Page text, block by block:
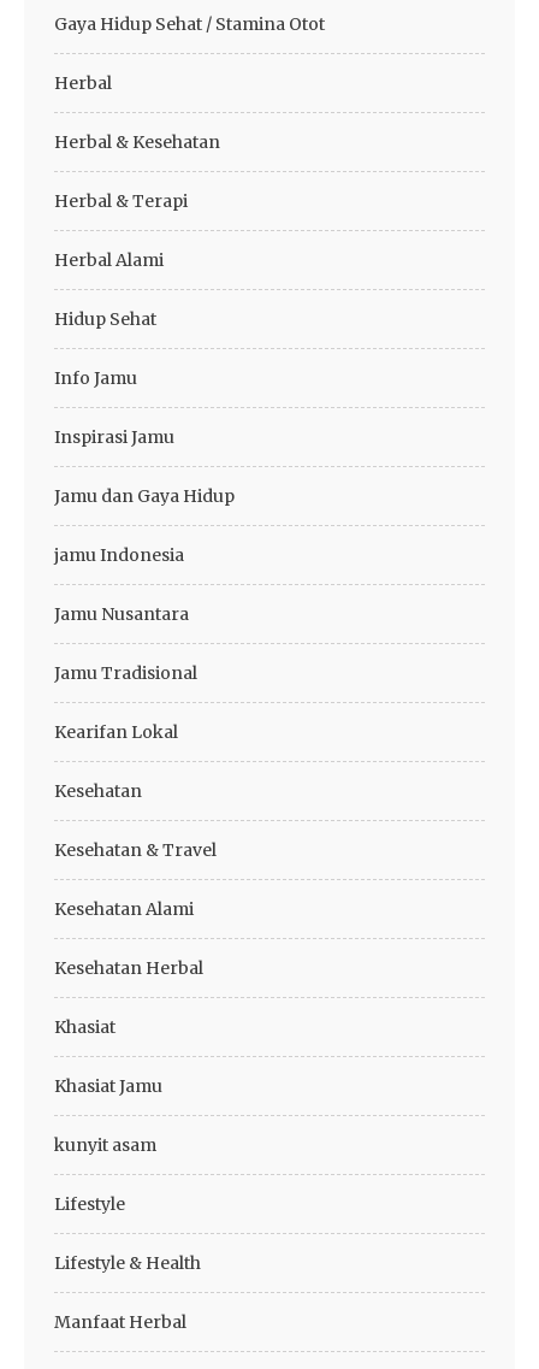
Gaya Hidup Sehat / Stamina Otot
Herbal
Herbal & Kesehatan
Herbal & Terapi
Herbal Alami
Hidup Sehat
Info Jamu
Inspirasi Jamu
Jamu dan Gaya Hidup
jamu Indonesia
Jamu Nusantara
Jamu Tradisional
Kearifan Lokal
Kesehatan
Kesehatan & Travel
Kesehatan Alami
Kesehatan Herbal
Khasiat
Khasiat Jamu
kunyit asam
Lifestyle
Lifestyle & Health
Manfaat Herbal